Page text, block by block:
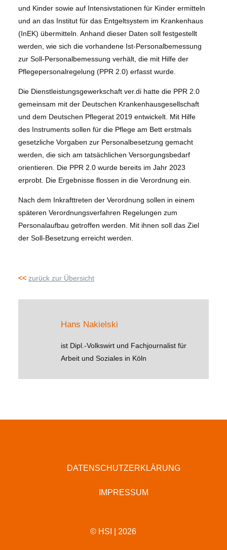
und Kinder sowie auf Intensivstationen für Kinder ermitteln
und an das Institut für das Entgeltsystem im Krankenhaus
(InEK) übermitteln. Anhand dieser Daten soll festgestellt
werden, wie sich die vorhandene Ist-Personalbemessung
zur Soll-Personalbemessung verhält, die mit Hilfe der
Pflegepersonalregelung (PPR 2.0) erfasst wurde.
Die Dienstleistungsgewerkschaft ver.di hatte die PPR 2.0
gemeinsam mit der Deutschen Krankenhausgesellschaft
und dem Deutschen Pflegerat 2019 entwickelt. Mit Hilfe
des Instruments sollen für die Pflege am Bett erstmals
gesetzliche Vorgaben zur Personalbesetzung gemacht
werden, die sich am tatsächlichen Versorgungsbedarf
orientieren. Die PPR 2.0 wurde bereits im Jahr 2023
erprobt. Die Ergebnisse flossen in die Verordnung ein.
Nach dem Inkrafttreten der Verordnung sollen in einem
späteren Verordnungsverfahren Regelungen zum
Personalaufbau getroffen werden. Mit ihnen soll das Ziel
der Soll-Besetzung erreicht werden.
<< zurück zur Übersicht
Hans Nakielski
ist Dipl.-Volkswirt und Fachjournalist für
Arbeit und Soziales in Köln
DATENSCHUTZERKLÄRUNG
IMPRESSUM
© HSI | 2026